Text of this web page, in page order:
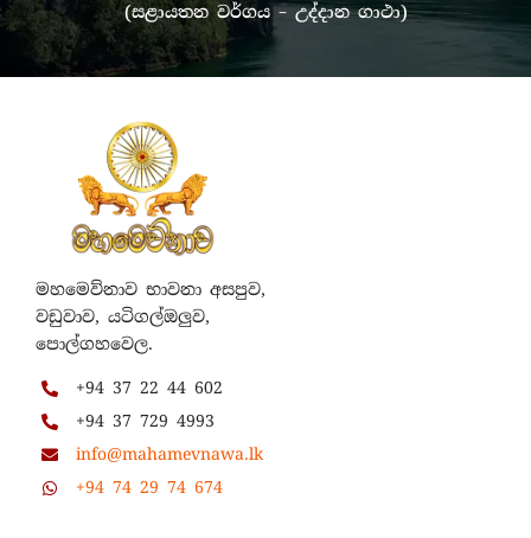
(සළායතන වර්ගය – උද්දාන ගාථා)
මහමෙව්නාව භාවනා අසපුව,
වඩුවාව, යටිගල්ඔලුව,
පොල්ගහවෙල.
+94 37 22 44 602
+94 37 729 4993
info@mahamevnawa.lk
+94 74 29 74 674